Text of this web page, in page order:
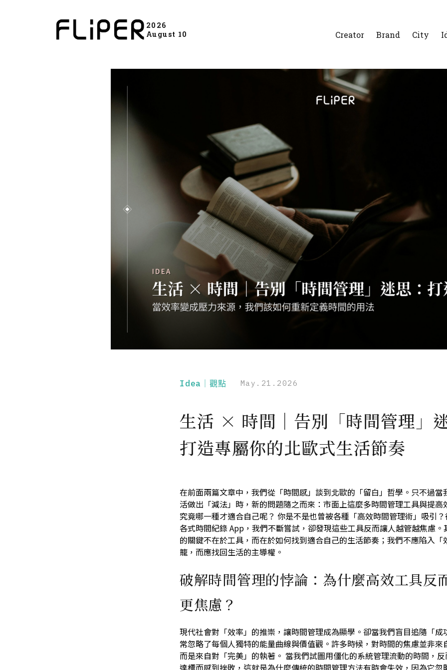
2026
August 10
Creator Brand City
Idea｜觀點 May.21.2026
生活 × 時間｜告別「時間管理」
打造專屬你的北歐式生活節奏
在前面兩篇文章中，我們從「時間感」談到北歐的「留白」哲學。只不過當
活做出「減法」時，新的問題隨之而來：市面上這麼多時間管理工具與提高
究竟哪一種才適合自己呢？ 你是不是也曾被各種「高效時間管理術」吸引
各式時間紀錄 App，我們不斷嘗試，卻發現這些工具反而讓人越管越焦慮。
的關鍵不在於工具，而在於如何找到適合自己的生活節奏；我們不應陷入「
籠，而應找回生活的主導權。
破解時間管理的悖論：為什麼高效工具反
更焦慮？
現代社會對「效率」的推崇，讓時間管理成為顯學。卻當我們盲目追隨「成
常忽略了每個人獨特的能量曲線與價值觀。許多時候，對時間的焦慮並非來
而是來自對「完美」的執著。 當我們試圖用僵化的系統管理流動的時間，
達標而感到挫敗，這就是為什麼傳統的時間管理方法有時會失效，因為它忽